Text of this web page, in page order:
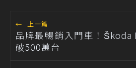
← 上一篇
品牌最暢銷入門車！Škoda
破500萬台